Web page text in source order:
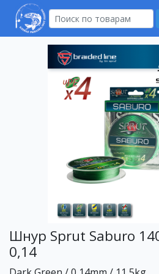
Шнур Sprut Saburo
0,14